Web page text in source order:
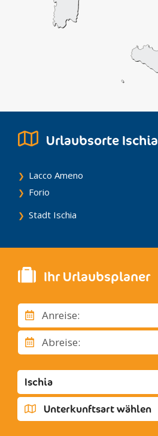
Urlaubsorte Ischia
Lacco Ameno
Forio
Stadt Ischia
Ihr Urlaubsplaner
Anreise:
Abreise:
Ischia
Unterkunftsart wählen